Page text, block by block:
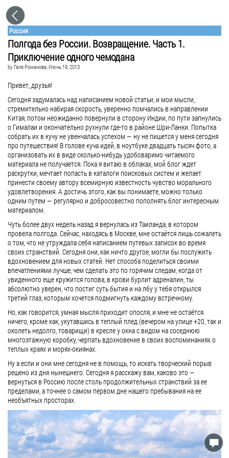
Россия
Полгода без России. Возвращение. Часть 1.
Приключение одного чемодана
byГаля Романова, Июнь 19, 2013
Привет, друзья!
Сегодня задумалась над написанием новой статьи, и мои мысли,
стремительно набирая скорость, уверенно помчались в направлении
Китая, потом неожиданно повернули в сторону Индии, по пути запнулись
о Гималаи и окончательно рухнули где-то в районе Шри-Ланки. Попытка
собрать их в кучу не увенчалась успехом — ну не пишется у меня сегодня
про путешествия! В голове куча идей, в ноутбуке двадцать тысяч фото, а
организовать их в виде сколько-нибудь удобоваримо читаемого
материала не получается. Пока я витаю в облаках, мой блог ждет
раскрутки, мечтает попасть в каталоги поисковых систем и желает
принести своему автору всемирную известность чувство морального
удовлетворения. А достичь этого, как вы понимаете, можно только
одним путем — регулярно и добросовестно пополнять блог интересным
материалом.
Чуть более двух недель назад я вернулась из Таиланда, в котором
провела полгода. Сейчас, находясь в Москве, мне остаётся лишь сожалеть
о том, что не утруждала себя написанием путевых записок во время
своих странствий. Сегодня они, как ничто другое, могли бы послужить
вдохновением для новых статей. Нет способа поделиться своими
впечатлениями лучше, чем сделать это по горячим следам, когда от
увиденного еще кружится голова, в крови бурлит адреналин, ты
абсолютно уверен, что постиг суть бытия и на лбу у тебя открылся
третий глаз, которым хочется подмигнуть каждому встречному.
Но, как говорится, умная мысля приходит опосля, и мне не остаётся
ничего, кроме как, укутавшись в теплый плед (вечером на улице +20, так и
околеть недолго, товарищи) в кресле у окна с видом на соседнюю
многоэтажную коробку, черпать вдохновение в своих воспоминаниях о
теплых краях и морях-окиянах.
Ну а если и они мне сегодня не в помощь, то искать творческий порыв
решено из дня нынешнего. Сегодня я расскажу вам, каково это —
вернуться в Россию после столь продолжительных странствий за ее
пределами, а точнее о самом первом дне нашего пребывания на ее
необъятных просторах.